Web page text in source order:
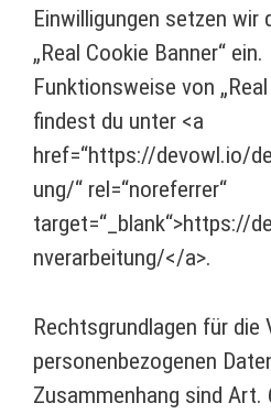
Einwilligungen setzen wir
„Real Cookie Banner“
Funktionsweise von
findest du unter <a
href=“https://devowl.io/
ung/“ rel=“noreferrer“
target=“_blank“>https://
nverarbeitung/</a>.
Rechtsgrundlagen für die
personenbezogenen
Zusammenhang sind Art.